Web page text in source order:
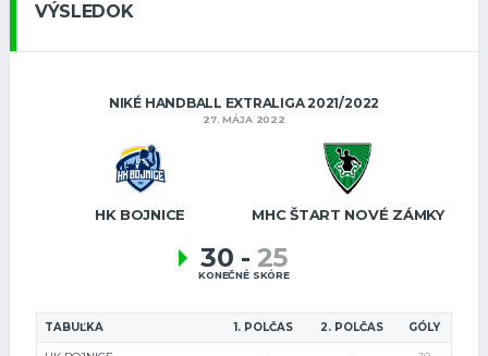
VÝSLEDOK
NIKÉ HANDBALL EXTRALIGA 2021/2022
27. MÁJA 2022
HK BOJNICE MHC ŠTART NOVÉ ZÁMKY
30 - 25
KONEČNÉ SKÓRE
TABUĽKA 1. POLČAS 2. POLČAS GÓLY